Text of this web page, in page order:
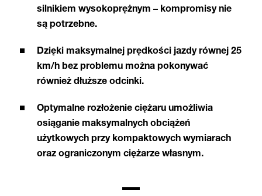
silnikiem wysokoprężnym – kompromisy nie
są potrzebne.
Dzięki maksymalnej prędkości jazdy równej 25
km/h bez problemu można pokonywać
również dłuższe odcinki.
Optymalne rozłożenie ciężaru umożliwia
osiąganie maksymalnych obciążeń
użytkowych przy kompaktowych wymiarach
oraz ograniczonym ciężarze własnym.